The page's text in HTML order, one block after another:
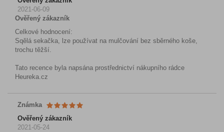
2021-06-09
Ověřený zákazník
Celkové hodnocení:
Sqělá sekačka, lze používat na mulčování bez sběrného koše,
trochu těžší.
Tato recence byla napsána prostřednictví nákupního rádce
Heureka.cz
Známka
Ověřený zákazník
2021-05-24